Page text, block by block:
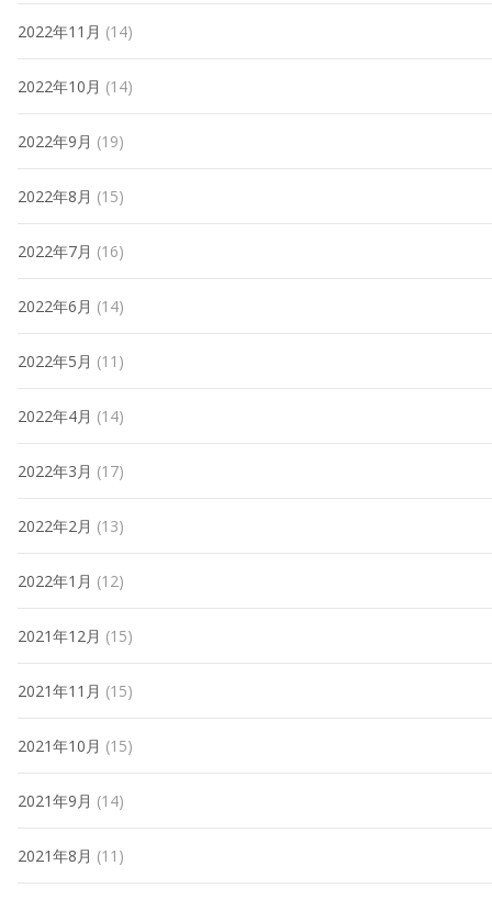
2022年11月 (14)
2022年10月 (14)
2022年9月 (19)
2022年8月 (15)
2022年7月 (16)
2022年6月 (14)
2022年5月 (11)
2022年4月 (14)
2022年3月 (17)
2022年2月 (13)
2022年1月 (12)
2021年12月 (15)
2021年11月 (15)
2021年10月 (15)
2021年9月 (14)
2021年8月 (11)